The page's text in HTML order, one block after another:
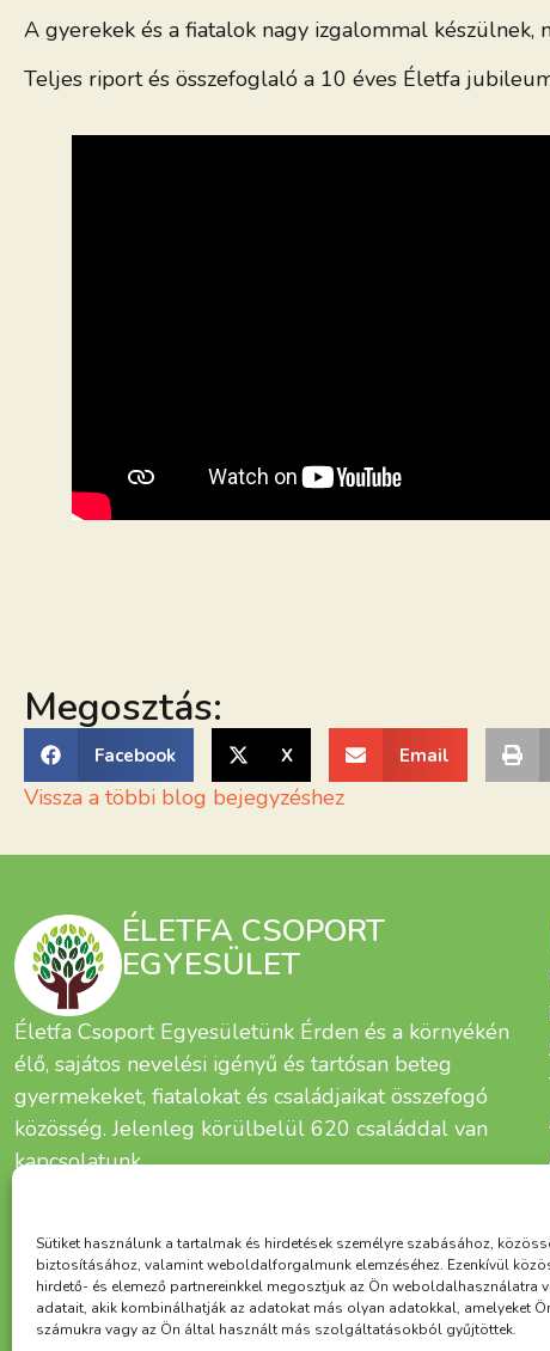
Sütiket használunk a tartalmak és hirdetések személyre szabásához,
biztosításához, valamint weboldalforgalmunk elemzéséhez. Ezenkívül
hirdető- és elemező partnereinkkel megosztjuk az Ön weboldalhasználatra
adatait, akik kombinálhatják az adatokat más olyan adatokkal, amelyeket
számukra vagy az Ön által használt más szolgáltatásokból gyűjtöttek.
A gyerekek és a fiatalok nagy izgalommal készülnek,
Teljes riport és összefoglaló a 10 éves Életfa
Megosztás:
Facebook X Email
Vissza a többi blog bejegyzéshez
ÉLETFA CSOPORT
EGYESÜLET
Életfa Csoport Egyesületünk Érden és a környékén
élő, sajátos nevelési igényű és tartósan beteg
gyermekeket, fiatalokat és családjaikat összefogó
közösség. Jelenleg körülbelül 620 családdal van
kapcsolatunk.